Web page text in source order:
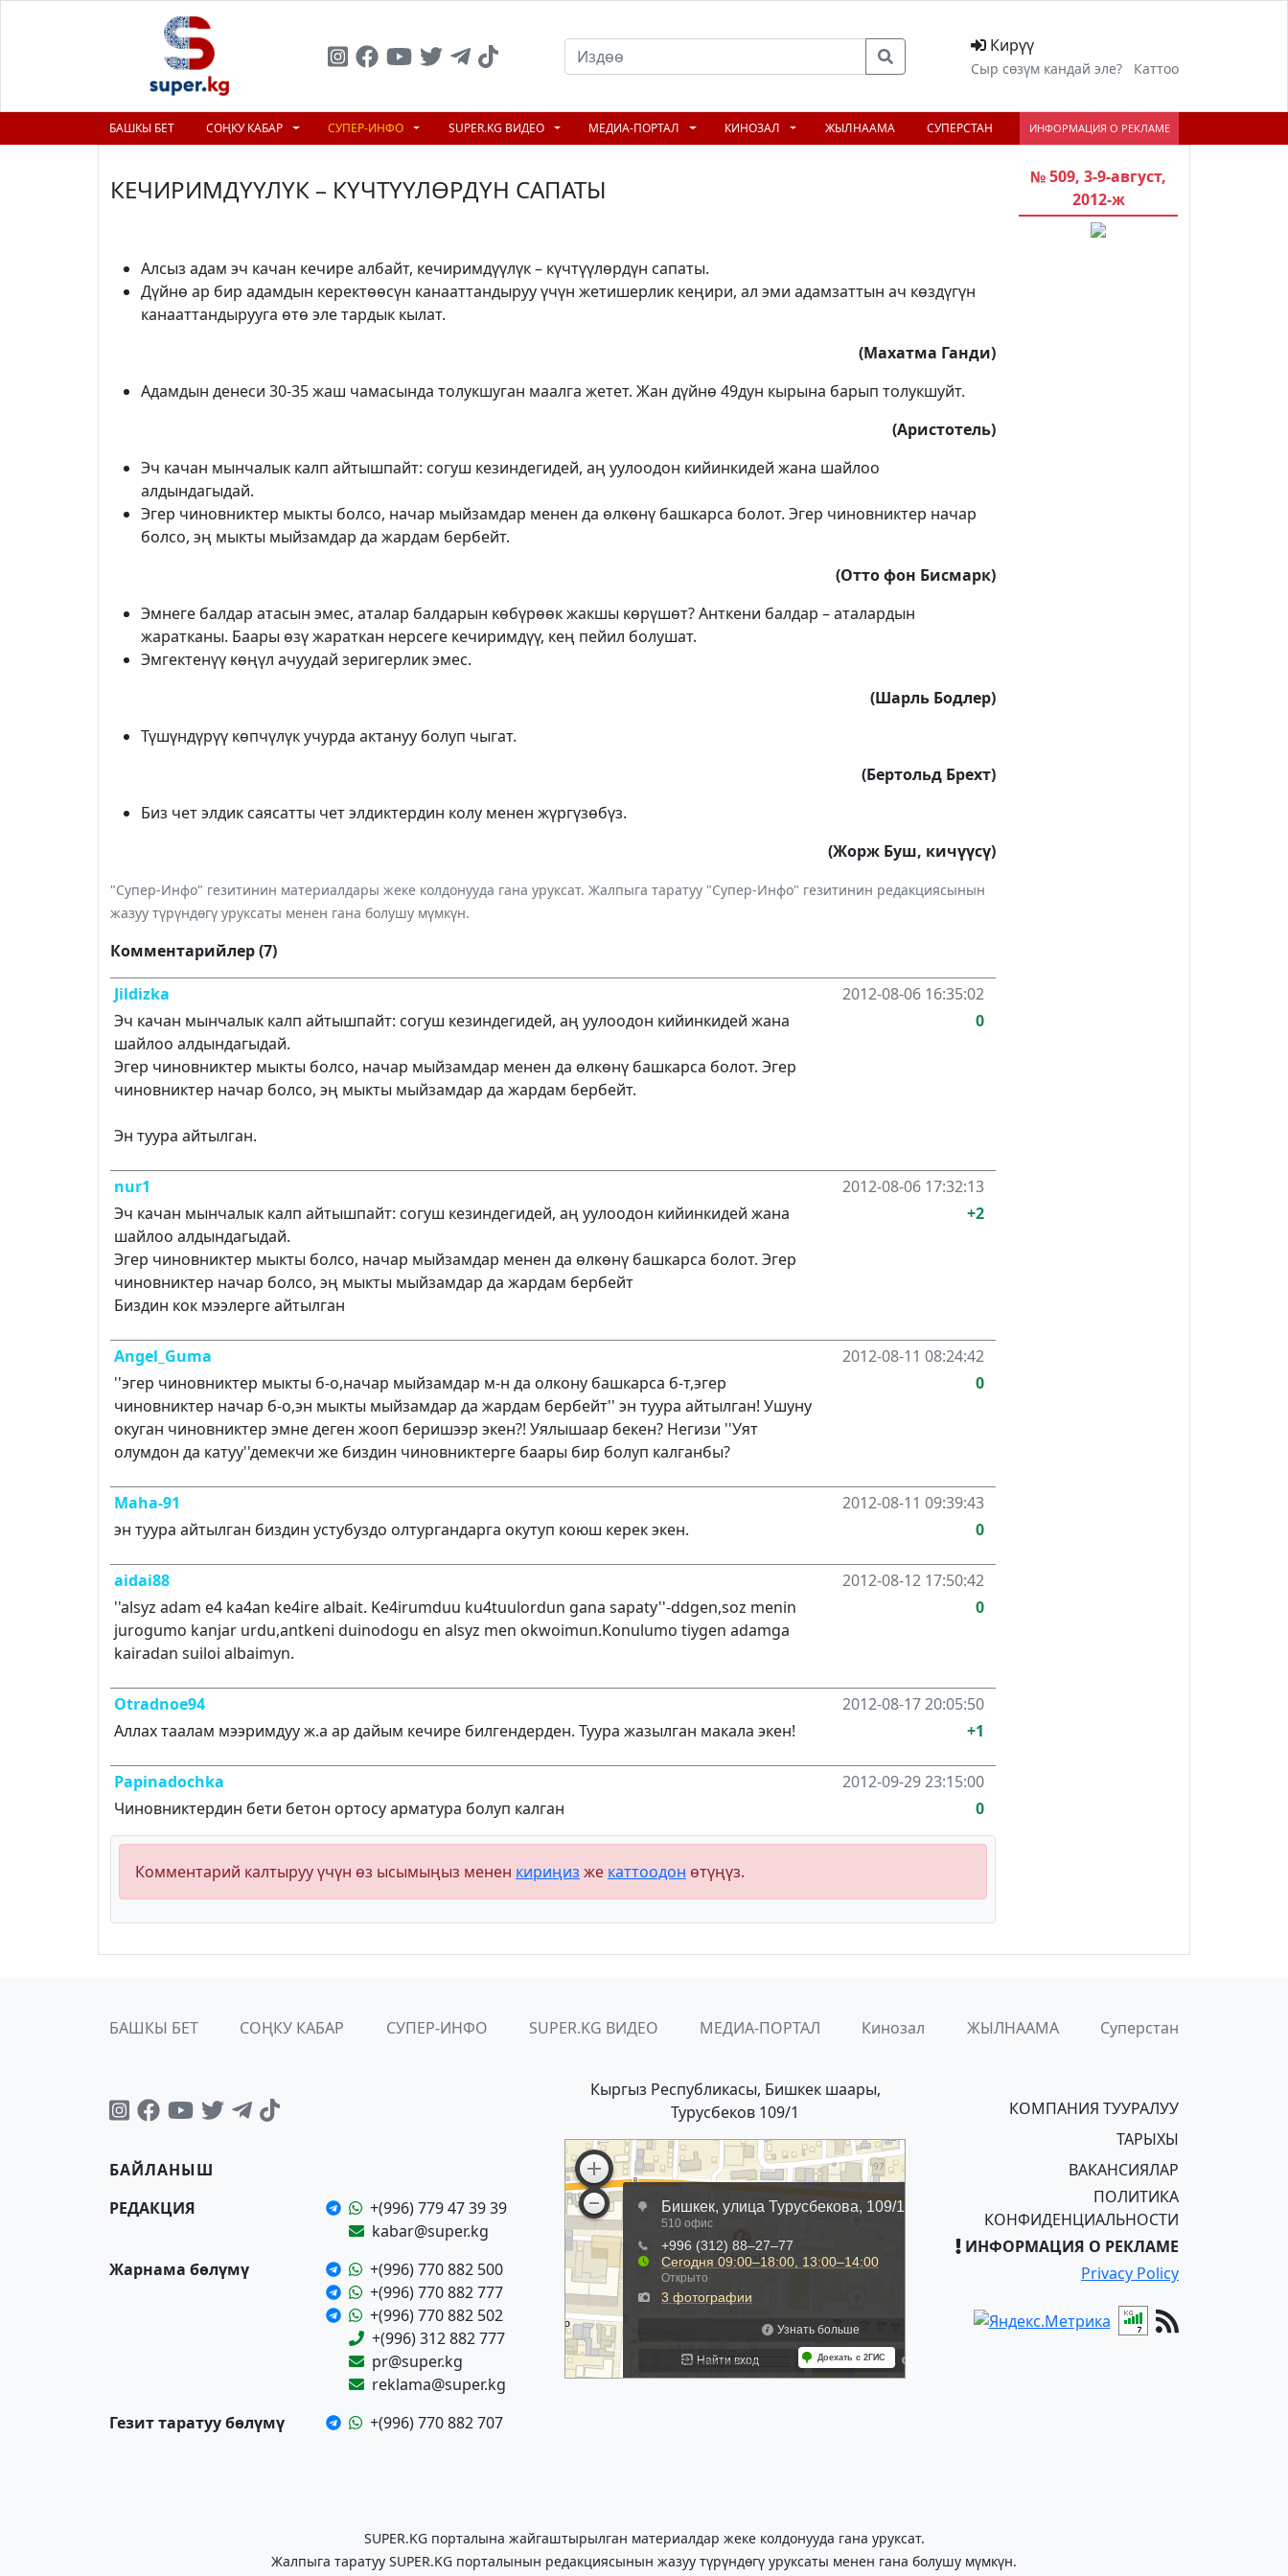
Кирүү
Сыр сөзүм кандай эле? Каттоо
БАШКЫ БЕТ СОҢКУ КАБАР СУПЕР-ИНФО SUPER.KG ВИДЕО МЕДИА-ПОРТАЛ КИНОЗАЛ ЖЫЛНААМА СУПЕРСТАН ИНФОРМАЦИЯ О РЕКЛАМЕ
КЕЧИРИМДҮҮЛҮК – КҮЧТҮҮЛӨРДҮН САПАТЫ
Алсыз адам эч качан кечире албайт, кечиримдүүлүк – күчтүүлөрдүн сапаты.
Дүйнө ар бир адамдын керектөөсүн канааттандыруу үчүн жетишерлик кеңири, ал эми адамзаттын ач көздүгүн
канааттандырууга өтө эле тардык кылат.
(Махатма Ганди)
Адамдын денеси 30-35 жаш чамасында толукшуган маалга жетет. Жан дүйнө 49дун кырына барып толукшуйт.
(Аристотель)
Эч качан мынчалык калп айтышпайт: согуш кезиндегидей, аң уулоодон кийинкидей жана шайлоо
алдындагыдай.
Эгер чиновниктер мыкты болсо, начар мыйзамдар менен да өлкөнү башкарса болот. Эгер чиновниктер начар
болсо, эң мыкты мыйзамдар да жардам бербейт.
(Отто фон Бисмарк)
Эмнеге балдар атасын эмес, аталар балдарын көбүрөөк жакшы көрүшөт? Анткени балдар – аталардын
жаратканы. Баары өзү жараткан нерсеге кечиримдүү, кең пейил болушат.
Эмгектенүү көңүл ачуудай зеригерлик эмес.
(Шарль Бодлер)
Түшүндүрүү көпчүлүк учурда актануу болуп чыгат.
(Бертольд Брехт)
Биз чет элдик саясатты чет элдиктердин колу менен жүргүзөбүз.
(Жорж Буш, кичүүсү)
"Супер-Инфо" гезитинин материалдары жеке колдонууда гана уруксат. Жалпыга таратуу "Супер-Инфо" гезитинин редакциясынын
жазуу түрүндөгү уруксаты менен гана болушу мүмкүн.
Комментарийлер (7)
Jildizka
2012-08-06 16:35:02
Эч качан мынчалык калп айтышпайт: согуш кезиндегидей, аң уулоодон кийинкидей жана
шайлоо алдындагыдай.
Эгер чиновниктер мыкты болсо, начар мыйзамдар менен да өлкөнү башкарса болот. Эгер
чиновниктер начар болсо, эң мыкты мыйзамдар да жардам бербейт.
Эн туура айтылган.
0
nur1
2012-08-06 17:32:13
Эч качан мынчалык калп айтышпайт: согуш кезиндегидей, аң уулоодон кийинкидей жана
шайлоо алдындагыдай.
Эгер чиновниктер мыкты болсо, начар мыйзамдар менен да өлкөнү башкарса болот. Эгер
чиновниктер начар болсо, эң мыкты мыйзамдар да жардам бербейт
Биздин кок мээлерге айтылган
+2
Angel_Guma
2012-08-11 08:24:42
''эгер чиновниктер мыкты б-о,начар мыйзамдар м-н да олкону башкарса б-т,эгер
чиновниктер начар б-о,эн мыкты мыйзамдар да жардам бербейт'' эн туура айтылган! Ушуну
окуган чиновниктер эмне деген жооп беришээр экен?! Уялышаар бекен? Негизи ''Уят
олумдон да катуу''демекчи же биздин чиновниктерге баары бир болуп калганбы?
0
Maha-91
2012-08-11 09:39:43
эн туура айтылган биздин устубуздо олтургандарга окутуп коюш керек экен.
0
aidai88
2012-08-12 17:50:42
''alsyz adam e4 ka4an ke4ire albait. Ke4irumduu ku4tuulordun gana sapaty''-ddgen,soz menin
jurogumo kanjar urdu,antkeni duinodogu en alsyz men okwoimun.Konulumo tiygen adamga
kairadan suiloi albaimyn.
0
Otradnoe94
2012-08-17 20:05:50
Аллах таалам мээримдуу ж.а ар дайым кечире билгендерден. Туура жазылган макала экен!
+1
Papinadochka
2012-09-29 23:15:00
Чиновниктердин бети бетон ортосу арматура болуп калган
0
Комментарий калтыруу үчүн өз ысымыңыз менен кириңиз же каттоодон өтүңүз.
№ 509, 3-9-август,
2012-ж
БАШКЫ БЕТ СОҢКУ КАБАР СУПЕР-ИНФО SUPER.KG ВИДЕО МЕДИА-ПОРТАЛ Кинозал ЖЫЛНААМА Суперстан
БАЙЛАНЫШ
РЕДАКЦИЯ
+(996) 779 47 39 39
kabar@super.kg
Жарнама бөлүмү
+(996) 770 882 500
+(996) 770 882 777
+(996) 770 882 502
+(996) 312 882 777
pr@super.kg
reklama@super.kg
Гезит таратуу бөлүмү
+(996) 770 882 707
Кыргыз Республикасы, Бишкек шаары,
Турусбеков 109/1
КОМПАНИЯ ТУУРАЛУУ
ТАРЫХЫ
ВАКАНСИЯЛАР
ПОЛИТИКА
КОНФИДЕНЦИАЛЬНОСТИ
ИНФОРМАЦИЯ О РЕКЛАМЕ
Privacy Policy
SUPER.KG порталына жайгаштырылган материалдар жеке колдонууда гана уруксат.
Жалпыга таратуу SUPER.KG порталынын редакциясынын жазуу түрүндөгү уруксаты менен гана болушу мүмкүн.